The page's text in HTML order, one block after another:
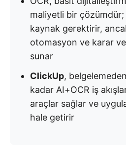
maliyetli bir
kaynak gerektirir,
otomasyon ve karar
sunar
ClickUp,
kadar AI+OCR iş
araçlar sağlar ve
hale getirir